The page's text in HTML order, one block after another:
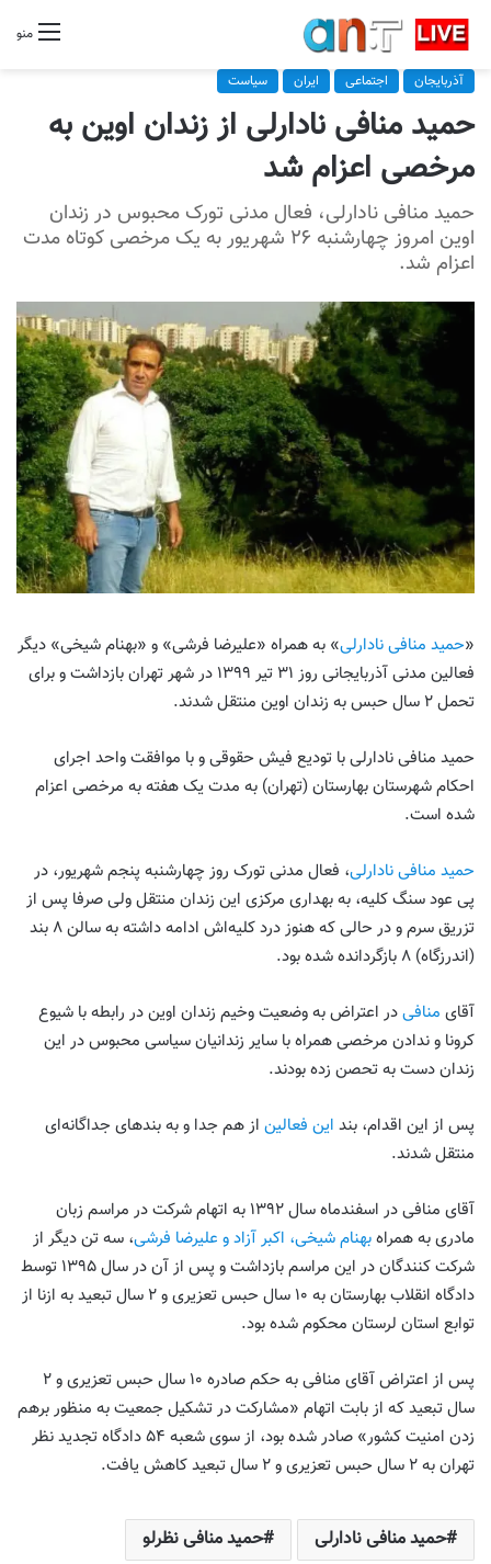
منو
آذربایجان اجتماعی ایران سیاست
حمید منافی نادارلی از زندان اوین به
مرخصی اعزام شد
حمید منافی نادارلی، فعال مدنی تورک محبوس در زندان
اوین امروز چهارشنبه ۲۶ شهریور به یک مرخصی کوتاه مدت
اعزام شد.
«حمید منافی نادارلی» به همراه «علیرضا فرشی» و «بهنام شیخی» دیگر
فعالین مدنی آذربایجانی روز ۳۱ تیر ۱۳۹۹ در شهر تهران بازداشت و برای
تحمل ۲ سال حبس به زندان اوین منتقل شدند.
حمید منافی نادارلی با تودیع فیش حقوقی و با موافقت واحد اجرای
احکام شهرستان بهارستان (تهران) به مدت یک هفته به مرخصی اعزام
شده است.
حمید منافی نادارلی، فعال مدنی تورک روز چهارشنبه پنجم شهریور، در
پی عود سنگ کلیه، به بهداری مرکزی این زندان منتقل ولی صرفا پس از
تزریق سرم و در حالی که هنوز درد کلیه‌اش ادامه داشته به سالن ۸ بند
(اندرزگاه) ۸ بازگردانده شده بود.
آقای منافیدر اعتراض به وضعیت وخیم زندان اوین در رابطه با شیوع
کرونا و ندادن مرخصی همراه با سایر زندانیان سیاسی محبوس در این
زندان دست به تحصن زده بودند.
پس از این اقدام، بند این فعالین از هم جدا و به بندهای جداگانه‌ای
منتقل شدند.
آقای منافی در اسفندماه سال ۱۳۹۲ به اتهام شرکت در مراسم زبان
مادری به همراهبهنام شیخی، اکبر آزاد و علیرضا فرشی، سه تن دیگر از
شرکت کنندگان در این مراسم بازداشت و پس از آن در سال ۱۳۹۵ توسط
دادگاه انقلاب بهارستان به ۱۰ سال حبس تعزیری و ۲ سال تبعید به ازنا از
توابع استان لرستان محکوم شده بود.
پس از اعتراض آقای منافی به حکم صادره ۱۰ سال حبس تعزیری و ۲
سال تبعید که از بابت اتهام «مشارکت در تشکیل جمعیت به منظور برهم
زدن امنیت کشور» صادر شده بود، از سوی شعبه ۵۴ دادگاه تجدید نظر
تهران به ۲ سال حبس تعزیری و ۲ سال تبعید کاهش یافت.
حمید منافی نادارلی
حمید منافی نظرلو